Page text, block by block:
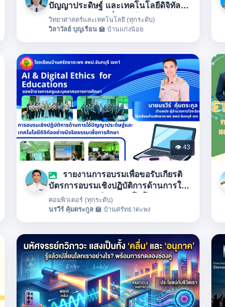
ปัญญาประดิษฐ์ และเทคโนโลยีดิจิทัล
อย่างมีจริยธรรมเพื่อการศึกษา
วิทยาศาสตร์และเทคโนโลยี (ทุกระดับ)
วิลาวัลย์ บุญเรือน 🏫 บ้านแก่งน้อย
👁 43
รายงานการอบรมเพื่อขอรับเกียรติ
บัตรการอบรมเชิงปฏิบัติการด้านการใช้
ปัญญาประดิษฐ์และเทคโนโลยีดิจิทัล
คอมพิวเตอร์ (ทุกระดับ)
นรวีร์ คุ้มตระกูล 🏫 บ้านศรัทธาตะพง